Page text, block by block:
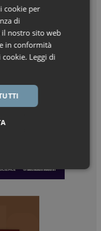
cookie per
di
il nostro sito web
in conformità
cookie. Leggi di
Marketing